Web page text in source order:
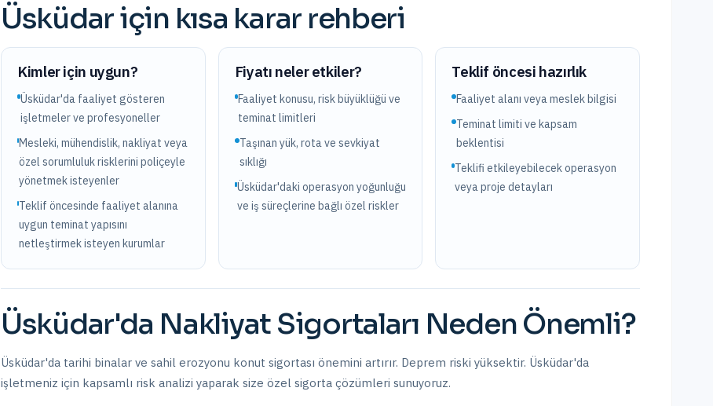
Üsküdariçin kısa karar rehberi
Kimler için uygun?
Üsküdar'da faaliyet gösteren
işletmeler ve profesyoneller
Mesleki, mühendislik, nakliyat veya
özel sorumluluk risklerini poliçeyle
yönetmek isteyenler
Teklif öncesinde faaliyet alanına
uygun teminat yapısını
netleştirmek isteyen kurumlar
Fiyatı neler etkiler?
Faaliyet konusu, risk büyüklüğü ve
teminat limitleri
Taşınan yük, rota ve sevkiyat
sıklığı
Üsküdar'daki operasyon yoğunluğu
ve iş süreçlerine bağlı özel riskler
Teklif öncesi hazırlık
Faaliyet alanı veya meslek bilgisi
Teminat limiti ve kapsam
beklentisi
Teklifi etkileyebilecek operasyon
veya proje detayları
Üsküdar'da Nakliyat Sigortaları Neden Önemli?
Üsküdar'da tarihi binalar ve sahil erozyonu konut sigortası önemini artırır. Deprem riski yüksektir. Üsküdar'da
işletmeniz için kapsamlı risk analizi yaparak size özel sigorta çözümleri sunuyoruz.